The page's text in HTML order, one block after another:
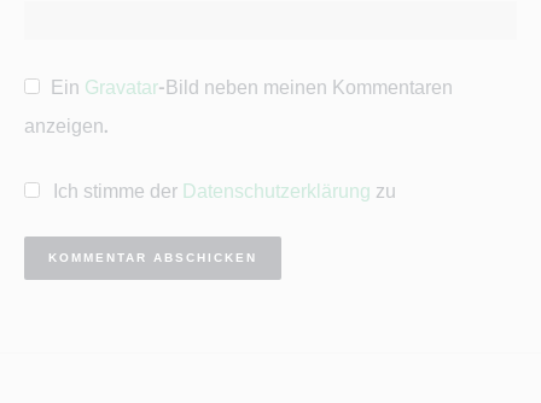
Ein Gravatar-Bild neben meinen Kommentaren
anzeigen.
Ich stimme derDatenschutzerklärung zu